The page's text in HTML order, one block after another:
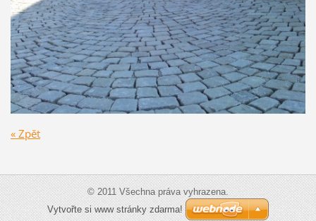
« Zpět
© 2011 Všechna práva vyhrazena.
Vytvořte si www stránky zdarma!